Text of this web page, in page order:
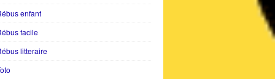
enfant
facile
litteraire